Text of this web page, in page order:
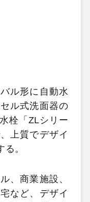
ル形に自動水
ル式洗面器の
栓「ZLシリー
上質でデザイ
。
、商業施設、
など、デザイ